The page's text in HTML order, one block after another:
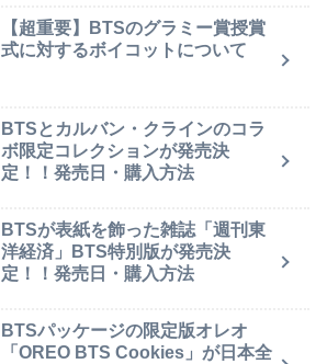
【超重要】BTSのグラミー賞授賞
式に対するボイコットについて
BTSとカルバン・クラインのコラ
ボ限定コレクションが発売決
定！！発売日・購入方法
BTSが表紙を飾った雑誌「週刊東
洋経済」BTS特別版が発売決
定！！発売日・購入方法
BTSパッケージの限定版オレオ
「OREO BTS Cookies」が日本全